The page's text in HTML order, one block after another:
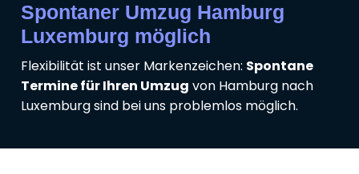
Spontaner Umzug Hamburg
Luxemburg möglich
Flexibilität ist unser Markenzeichen: Spontane
Termine für Ihren Umzug von Hamburg nach
Luxemburg sind bei uns problemlos möglich.